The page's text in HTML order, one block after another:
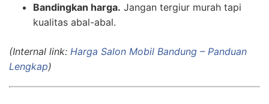
Bandingkan harga. Jangan tergiur murah tapi
kualitas abal-abal.
(Internal link: Harga Salon Mobil Bandung – Panduan
Lengkap)